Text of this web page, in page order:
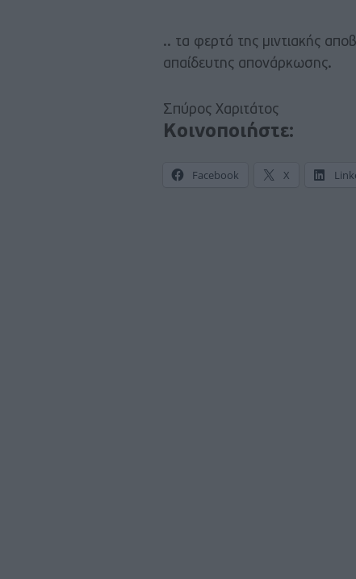
.. τα φερτά της μιντιακής
απαίδευτης απονάρκωσης.
Σπύρος Χαριτάτος
Κοινοποιήστε:
Facebook X